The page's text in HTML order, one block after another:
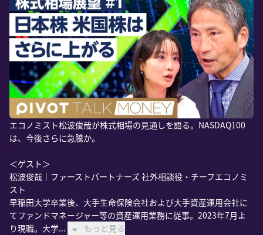
エコノミスト松波俊哉が株式相場の見通しを語る。NASDAQ100
は、今後さらに急騰か。
＜ゲスト＞
松波俊哉｜ファーストパートナーズ 社外相談役・チーフエコノミ
スト
早稲田大学卒業後、大手生命保険会社および大手資産運用会社に
てファンドマネージャー等の資産運用業務に従事。2023年7月よ
り現職。大学...
もっと見る